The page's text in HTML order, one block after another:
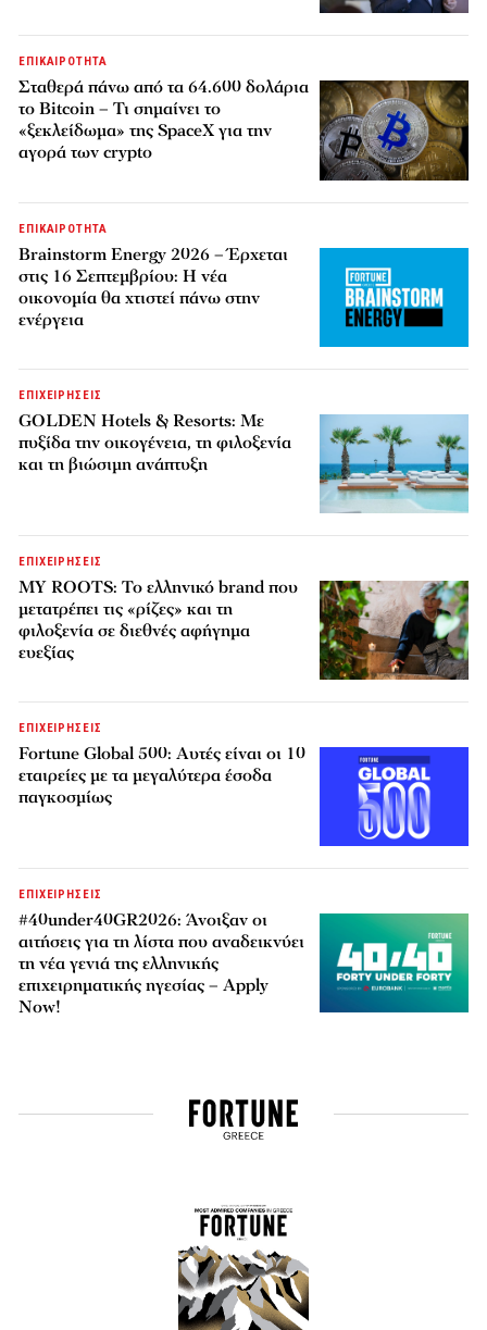
ΕΠΙΚΑΙΡΟΤΗΤΑ
Σταθερά πάνω από τα 64.600 δολάρια
το Bitcoin – Τι σημαίνει το
«ξεκλείδωμα» της SpaceX για την
αγορά των crypto
ΕΠΙΚΑΙΡΟΤΗΤΑ
Brainstorm Energy 2026 – Έρχεται
στις 16 Σεπτεμβρίου: Η νέα
οικονομία θα χτιστεί πάνω στην
ενέργεια
ΕΠΙΧΕΙΡΗΣΕΙΣ
GOLDEN Hotels & Resorts: Με
πυξίδα την οικογένεια, τη φιλοξενία
και τη βιώσιμη ανάπτυξη
ΕΠΙΧΕΙΡΗΣΕΙΣ
MY ROOTS: Το ελληνικό brand που
μετατρέπει τις «ρίζες» και τη
φιλοξενία σε διεθνές αφήγημα
ευεξίας
ΕΠΙΧΕΙΡΗΣΕΙΣ
Fortune Global 500: Αυτές είναι οι 10
εταιρείες με τα μεγαλύτερα έσοδα
παγκοσμίως
ΕΠΙΧΕΙΡΗΣΕΙΣ
#40under40GR2026: Άνοιξαν οι
αιτήσεις για τη λίστα που αναδεικνύει
τη νέα γενιά της ελληνικής
επιχειρηματικής ηγεσίας – Apply
Now!